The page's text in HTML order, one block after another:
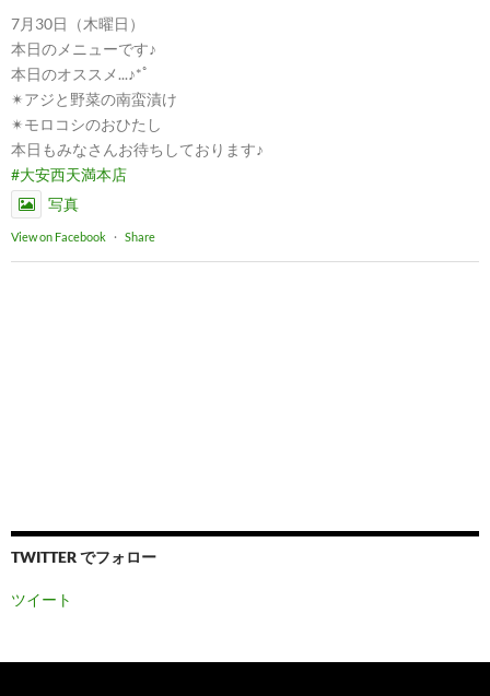
7月30日（木曜日）
本日のメニューです♪
本日のオススメ...♪*ﾟ
✴︎アジと野菜の南蛮漬け
✴︎モロコシのおひたし
本日もみなさんお待ちしております♪
#大安西天満本店
写真
View on Facebook · Share
TWITTER でフォロー
ツイート